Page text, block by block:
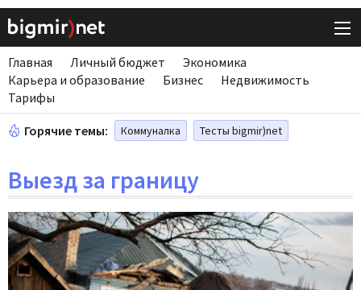
Главная Личный бюджет
Экономика
Карьера и образование
Бизнес
Недвижимость
Тарифы
Горячие темы: Коммуналка Тесты bigmir)net
Выезд за границу